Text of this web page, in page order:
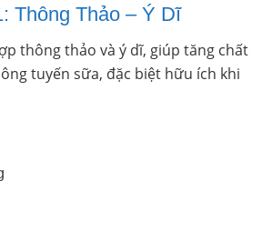
Thông Thảo – Ý Dĩ
thông thảo và ý dĩ, giúp tăng chất
tuyến sữa, đặc biệt hữu ích khi